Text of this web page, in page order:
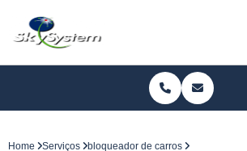
Home Serviços
bloqueador de carros